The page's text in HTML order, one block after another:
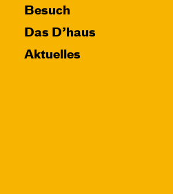
Besuch
Das D’haus
Aktuelles